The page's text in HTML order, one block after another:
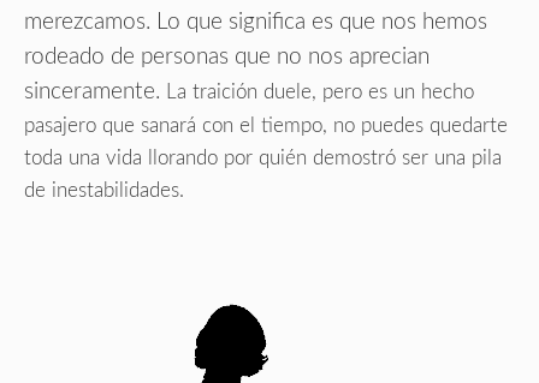
merezcamos. Lo que significa es que nos hemos
rodeado de personas que no nos aprecian
sinceramente. La traición duele, pero es un hecho
pasajero que sanará con el tiempo, no puedes quedarte
toda una vida llorando por quién demostró ser una pila
de inestabilidades.